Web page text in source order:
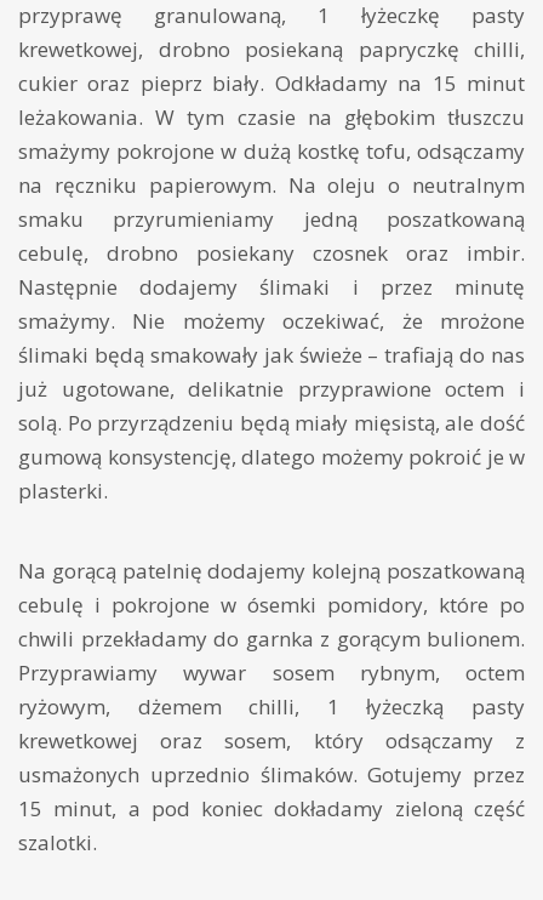
przyprawę granulowaną, 1 łyżeczkę pasty
krewetkowej, drobno posiekaną papryczkę chilli,
cukier oraz pieprz biały. Odkładamy na 15 minut
leżakowania. W tym czasie na głębokim tłuszczu
smażymy pokrojone w dużą kostkę tofu, odsączamy
na ręczniku papierowym. Na oleju o neutralnym
smaku przyrumieniamy jedną poszatkowaną
cebulę, drobno posiekany czosnek oraz imbir.
Następnie dodajemy ślimaki i przez minutę
smażymy. Nie możemy oczekiwać, że mrożone
ślimaki będą smakowały jak świeże – trafiają do nas
już ugotowane, delikatnie przyprawione octem i
solą. Po przyrządzeniu będą miały mięsistą, ale dość
gumową konsystencję, dlatego możemy pokroić je w
plasterki.
Na gorącą patelnię dodajemy kolejną poszatkowaną
cebulę i pokrojone w ósemki pomidory, które po
chwili przekładamy do garnka z gorącym bulionem.
Przyprawiamy wywar sosem rybnym, octem
ryżowym, dżemem chilli, 1 łyżeczką pasty
krewetkowej oraz sosem, który odsączamy z
usmażonych uprzednio ślimaków. Gotujemy przez
15 minut, a pod koniec dokładamy zieloną część
szalotki.